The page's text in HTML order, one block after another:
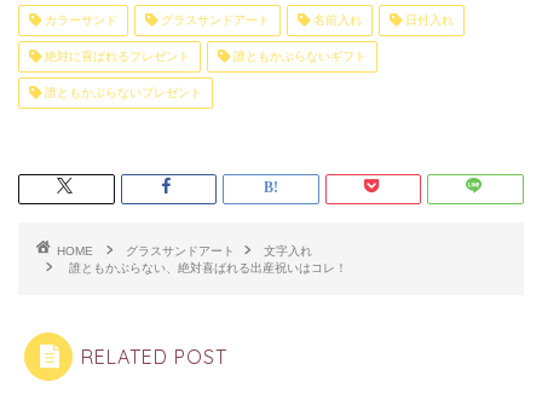
カラーサンド グラスサンドアート 名前入れ 日付入れ
絶対に喜ばれるプレゼント 誰ともかぶらないギフト
誰ともかぶらないプレゼント
HOME グラスサンドアート
文字入れ
誰ともかぶらない、絶対喜ばれる出産祝いはコレ！
RELATED POST